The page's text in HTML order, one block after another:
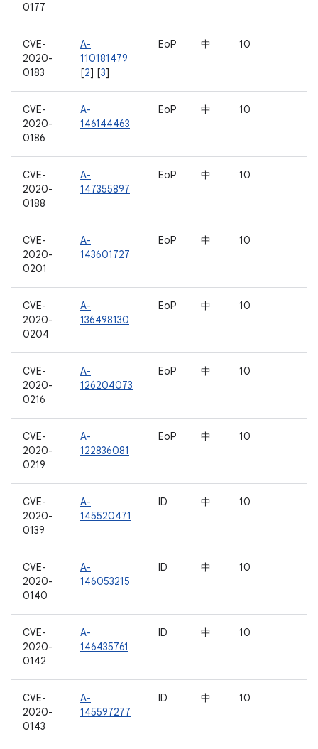
0177
CVE-
2020-
0183
A-
110181479
[2] [3]
EoP 中 10
CVE-
2020-
0186
A-
146144463
EoP 中 10
CVE-
2020-
0188
A-
147355897
EoP 中 10
CVE-
2020-
0201
A-
143601727
EoP 中 10
CVE-
2020-
0204
A-
136498130
EoP 中 10
CVE-
2020-
0216
A-
126204073
EoP 中 10
CVE-
2020-
0219
A-
122836081
EoP 中 10
CVE-
2020-
0139
A-
145520471
ID 中 10
CVE-
2020-
0140
A-
146053215
ID 中 10
CVE-
2020-
0142
A-
146435761
ID 中 10
CVE-
2020-
0143
A-
145597277
ID 中 10